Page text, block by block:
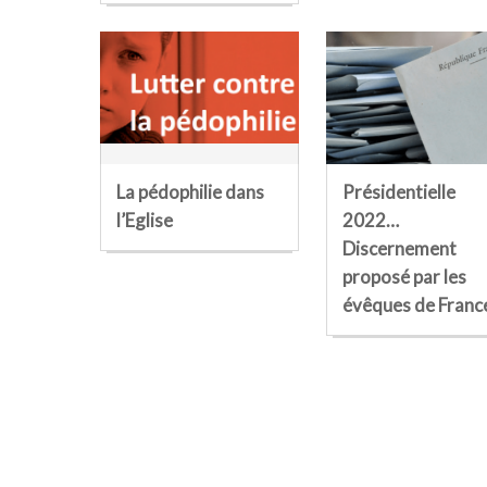
La pédophilie dans
l’Eglise
Présidentielle
2022…
Discernement
proposé par les
évêques de